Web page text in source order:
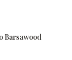
Barsawood